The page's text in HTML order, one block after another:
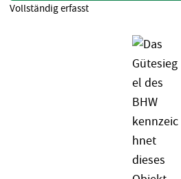
Vollständig erfasst